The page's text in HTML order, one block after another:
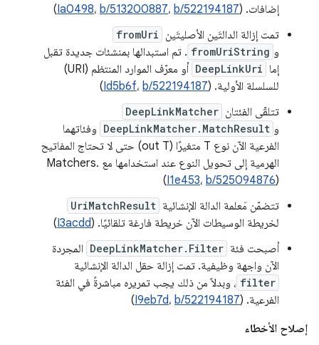
إضافات. (
Ia0498، b/513200887، b/522194187
)
تمت إزالة الدالتَين الأصليتَين fromUri
و fromUriString . تم استبدالها بمنشئات جديدة تقبل
إما DeepLinkUri
أو معرّف الموارد المنتظم (URI)
للسلسلة الأولية. (
Id5b6f، b/522194187
)
تتلقّى الفئتان DeepLinkMatcher
و DeepLinkMatcher.MatchResult وفئاتهما
الفرعية الآن نوع T متغيرًا (out T) حتى لا تحتاج المفاتيح
الهرمية إلى تحويل النوع عند استخدامها مع Matchers.
(I1e453، b/525094876)
تتضمّن مَعلمة الدالة الإنشائية UriMatchResult
لخريطة الوسيطات الآن خريطة فارغة تلقائيًا. (I3acdd
)
أصبحت فئة DeepLinkMatcher.Filter المجردة
الآن واجهة وظيفية. تمت إزالة حقل الدالة الإنشائية
filter ، وبدلاً من ذلك يجب تمريره مباشرةً في الفئة
الفرعية. (
I9eb7d، b/522194187
)
إصلاح الأخطاء